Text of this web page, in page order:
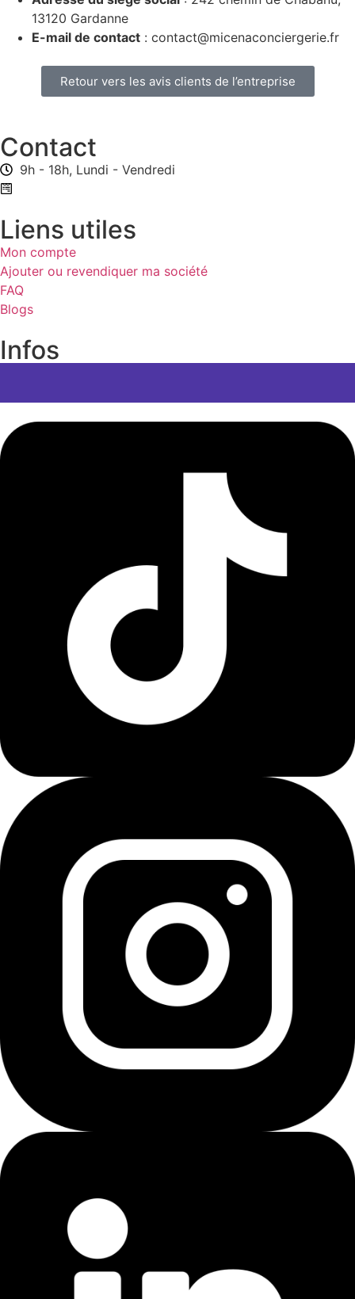
13120 Gardanne
E-mail de contact : contact@micenaconciergerie.fr
Retour vers les avis clients de l’entreprise
Contact
9h - 18h, Lundi - Vendredi
Liens utiles
Mon compte
Ajouter ou revendiquer ma société
FAQ
Blogs
Infos